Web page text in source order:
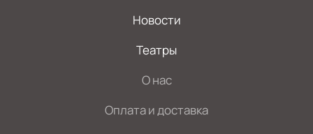
Новости
Театры
О нас
Оплата и доставка